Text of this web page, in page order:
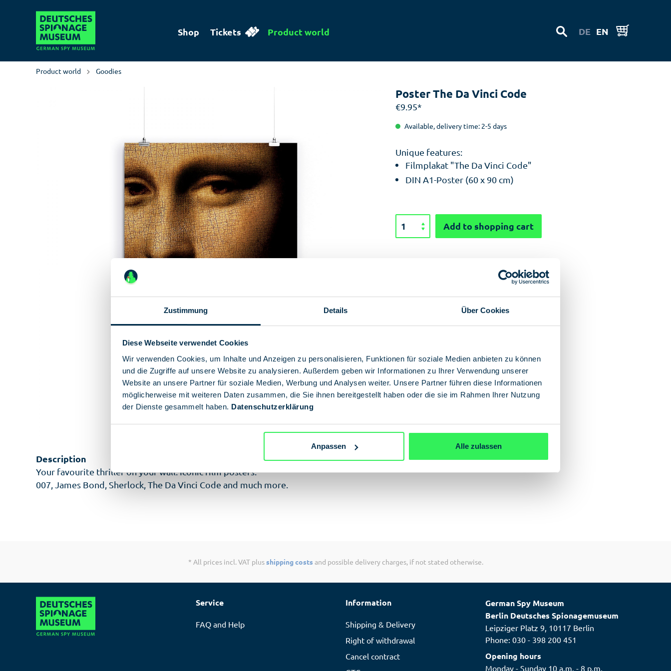
Zustimmung Details Über Cookies
Diese Webseite verwendet Cookies
Wir verwenden Cookies, um Inhalte und Anzeigen zu personalisieren, Funktionen für soziale Medien anbieten zu können
und die Zugriffe auf unsere Website zu analysieren. Außerdem geben wir Informationen zu Ihrer Verwendung unserer
Website an unsere Partner für soziale Medien, Werbung und Analysen weiter. Unsere Partner führen diese Informationen
möglicherweise mit weiteren Daten zusammen, die Sie ihnen bereitgestellt haben oder die sie im Rahmen Ihrer Nutzung
der Dienste gesammelt haben. Datenschutzerklärung
Anpassen Alle zulassen
Shop Tickets Product world DE EN
Product world Goodies
Poster The Da Vinci Code
€9.95*
Available, delivery time: 2-5 days
Unique features:
Filmplakat "The Da Vinci Code"
DIN A1-Poster (60 x 90 cm)
Add to shopping cart
Description
Your favourite thriller on your wall. Iconic film posters:
007, James Bond, Sherlock, The Da Vinci Code and much more.
* All prices incl. VAT plusshipping costs and possible delivery charges, if not stated otherwise.
Service
FAQ and Help
Information
Shipping & Delivery
Right of withdrawal
Cancel contract
German Spy Museum
Berlin Deutsches Spionagemuseum
Leipziger Platz 9, 10117 Berlin
Phone: 030 - 398 200 451
Opening hours
Monday - Sunday 10 a.m. - 8 p.m.